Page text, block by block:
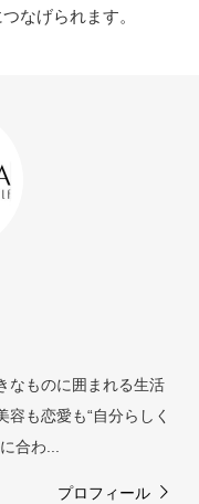
なげられます。
なものに囲まれる生活
も恋愛も“自分らしく
合わ...
プロフィール